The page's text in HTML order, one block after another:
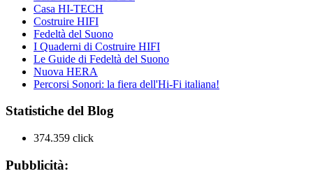
Casa HI-TECH
Costruire HIFI
Fedeltà del Suono
I Quaderni di Costruire HIFI
Le Guide di Fedeltà del Suono
Nuova HERA
Percorsi Sonori: la fiera dell'Hi-Fi italiana!
Statistiche del Blog
374.359 click
Pubblicità: